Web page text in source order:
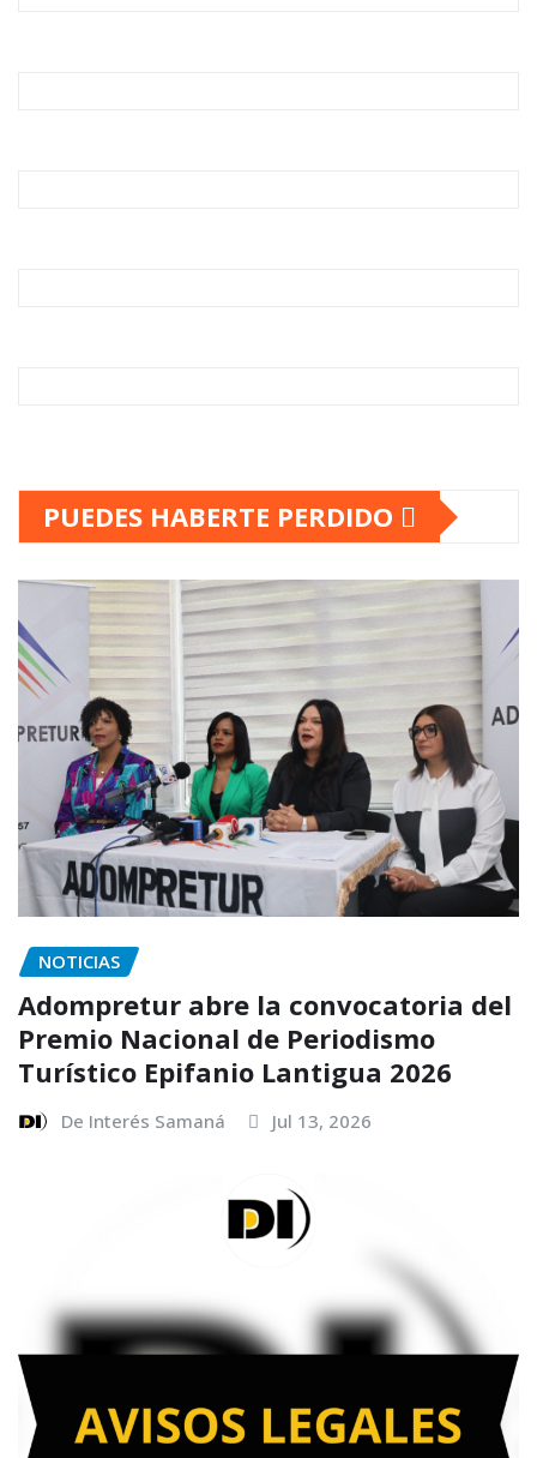
PUEDES HABERTE PERDIDO
NOTICIAS
Adompretur abre la convocatoria del
Premio Nacional de Periodismo
Turístico Epifanio Lantigua 2026
De Interés Samaná Jul 13, 2026